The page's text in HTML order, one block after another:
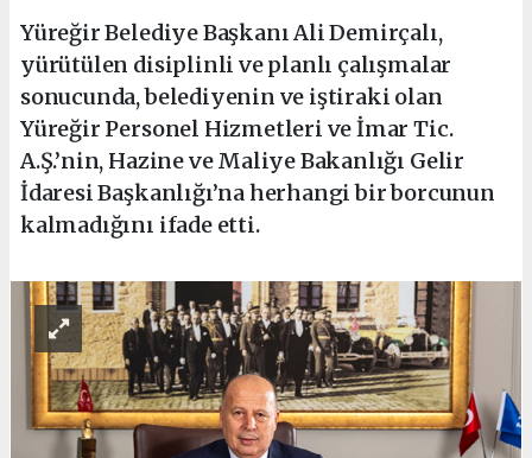
Yüreğir Belediye Başkanı Ali Demirçalı,
yürütülen disiplinli ve planlı çalışmalar
sonucunda, belediyenin ve iştiraki olan
Yüreğir Personel Hizmetleri ve İmar Tic.
A.Ş.’nin, Hazine ve Maliye Bakanlığı Gelir
İdaresi Başkanlığı’na herhangi bir borcunun
kalmadığını ifade etti.